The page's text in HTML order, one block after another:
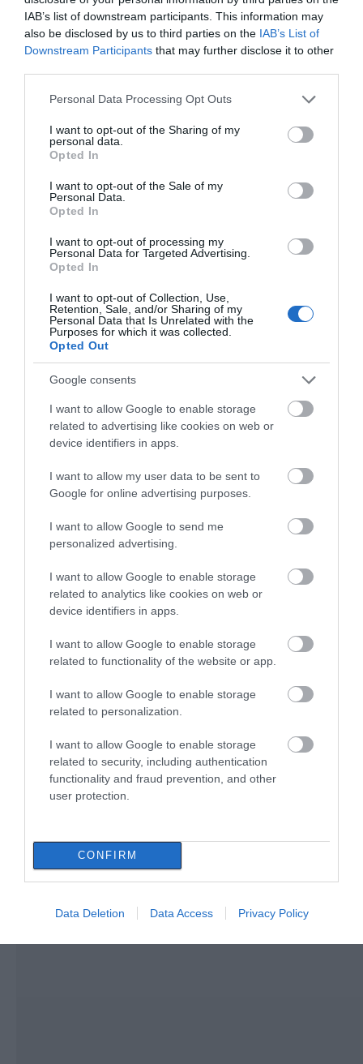
IAB’s list of downstream participants. This information may
also be disclosed by us to third parties on the IAB’s List of
Downstream Participants that may further disclose it to other
Please note that this website/app uses one or more Google
not limited to your visit or usage behaviour. You may click to
grant or deny consent to Google and its third-party tags to
use your data for below specified purposes in below Google
consent section.
Personal Data Processing Opt Outs
I want to opt-out of the Sharing of my
personal data.
Opted In
I want to opt-out of the Sale of my
Personal Data.
Opted In
I want to opt-out of processing my
Personal Data for Targeted Advertising.
Opted In
I want to opt-out of Collection, Use,
Retention, Sale, and/or Sharing of my
Personal Data that Is Unrelated with the
Purposes for which it was collected.
Opted Out
Google consents
I want to allow Google to enable storage
related to advertising like cookies on web or
device identifiers in apps.
I want to allow my user data to be sent to
Google for online advertising purposes.
I want to allow Google to send me
personalized advertising.
I want to allow Google to enable storage
related to analytics like cookies on web or
device identifiers in apps.
I want to allow Google to enable storage
related to functionality of the website or app.
I want to allow Google to enable storage
related to personalization.
I want to allow Google to enable storage
related to security, including authentication
functionality and fraud prevention, and other
user protection.
CONFIRM
Data Deletion Data Access Privacy Policy
εικόνες
07.08.2026 | 12:45
07.08.2026 | 12:30
Τροχαίο με αυτοκίνητο μεγάλου
07.08.2026 | 12:15
Αυτές είναι οι επικίνδυνες
εβδομάδες του ελληνικού
καλοκαιριού για φωτιές
Χωρίς νερό τώρα περιοχές της
Χαλκίδας
07.08.2026 | 11:45
Δελφίνια κολυμπούν δίπλα σε
σκάφος τουριστών – Δείτε βίντεο
07.08.2026 | 11:30
Συναγερμός στην Εύβοια: Στιγμές
επιβάτες
07.08.2026 | 11:15
Έκτακτη διακοπή νερού τώρα
στην παραλία Αυλίδας
07.08.2026 | 11:00
Η Κύμη στο επίκεντρο της
έναρξη!
07.08.2026 | 10:45
Τι είναι οι γανωματήδες και γιατί
έφτασαν σε αυτό το χωριό της
Εύβοιας;
07.08.2026 | 10:30
Όλες οι τελευταίες ειδήσεις
ΠΕΡΙΣΣΟΤΕΡΑ ΑΠΟ ΕΙΔΗΣΕΙΣ ΕΥΒΟΙΑ
Μεγάλο πανηγύρι
απόψε με την Χαρά
Βέρρα στην Εύβοια – Η
περιοχή
Αποκαλύπτει: Τρία
πυροσβεστικά
οχήματα έφτασαν στην
Εύβοια! Που θα δοθούν
Σκύρος: Στάχτη πάνω
στο Νησί – Νέες εικόνες
Τροχαίο με αυτοκίνητο
Εύβοια
περιοχές της Χαλκίδας
Εύβοια: Στιγμές